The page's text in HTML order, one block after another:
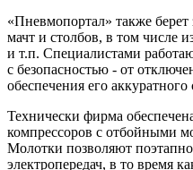
«Пневмопортал» также
мачт и столбов, в том числе
и т.п. Специалистами
с безопасностью - от
обеспечения его аккуратного
Технически фирма
компрессоров с отбойными
Молотки позволяют
электропередач, в то время